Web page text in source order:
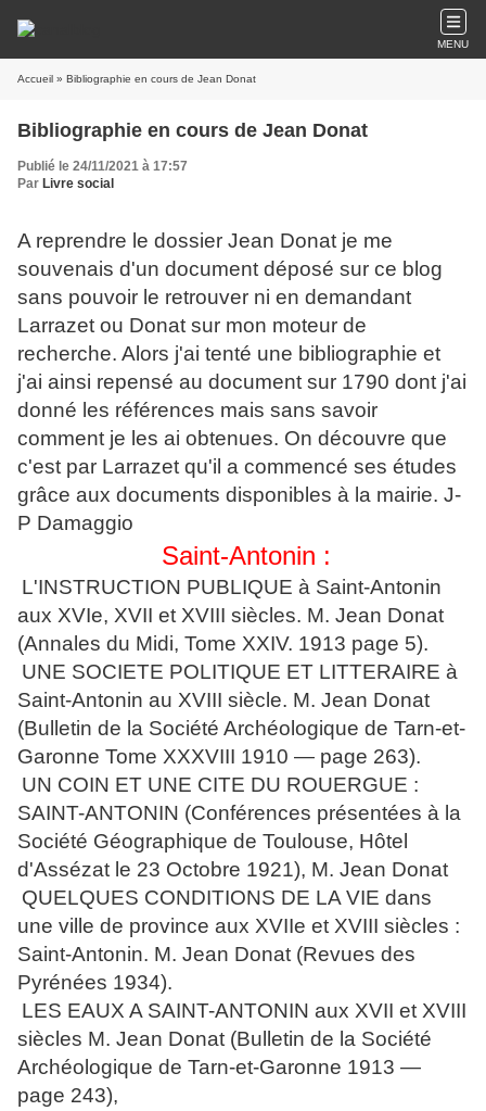
MENU
Accueil » Bibliographie en cours de Jean Donat
Bibliographie en cours de Jean Donat
Publié le 24/11/2021 à 17:57
Par Livre social
A reprendre le dossier Jean Donat je me
souvenais d'un document déposé sur ce blog
sans pouvoir le retrouver ni en demandant
Larrazet ou Donat sur mon moteur de
recherche. Alors j'ai tenté une bibliographie et
j'ai ainsi repensé au document sur 1790 dont j'ai
donné les références mais sans savoir
comment je les ai obtenues. On découvre que
c'est par Larrazet qu'il a commencé ses études
grâce aux documents disponibles à la mairie. J-
P Damaggio
Saint-Antonin :
L'INSTRUCTION PUBLIQUE à Saint-Antonin
aux XVIe, XVII et XVIII siècles. M. Jean Donat
(Annales du Midi, Tome XXIV. 1913 page 5).
UNE SOCIETE POLITIQUE ET LITTERAIRE à
Saint-Antonin au XVIII siècle. M. Jean Donat
(Bulletin de la Société Archéologique de Tarn-et-
Garonne Tome XXXVIII 1910 — page 263).
UN COIN ET UNE CITE DU ROUERGUE :
SAINT-ANTONIN (Conférences présentées à la
Société Géographique de Toulouse, Hôtel
d'Assézat le 23 Octobre 1921), M. Jean Donat
QUELQUES CONDITIONS DE LA VIE dans
une ville de province aux XVIIe et XVIII siècles :
Saint-Antonin. M. Jean Donat (Revues des
Pyrénées 1934).
LES EAUX A SAINT-ANTONIN aux XVII et XVIII
siècles M. Jean Donat (Bulletin de la Société
Archéologique de Tarn-et-Garonne 1913 —
page 243),